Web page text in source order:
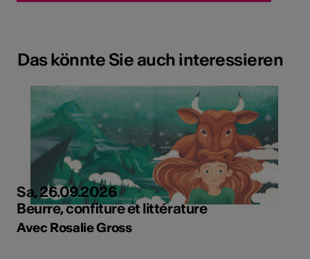
Das könnte Sie auch interessieren
Sa, 26.09.2026
Beurre, confiture et littérature
Avec Rosalie Gross